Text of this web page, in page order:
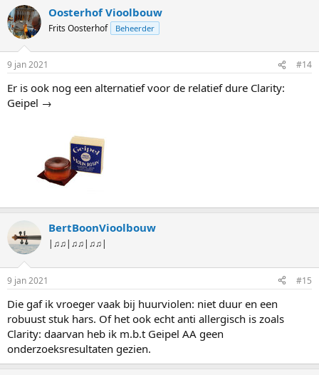
Oosterhof Vioolbouw
Frits Oosterhof Beheerder
9 jan 2021 #14
Er is ook nog een alternatief voor de relatief dure Clarity:
Geipel →
BertBoonVioolbouw
|♫♫|♫♫|♫♫|
9 jan 2021 #15
Die gaf ik vroeger vaak bij huurviolen: niet duur en een
robuust stuk hars. Of het ook echt anti allergisch is zoals
Clarity: daarvan heb ik m.b.t Geipel AA geen
onderzoeksresultaten gezien.